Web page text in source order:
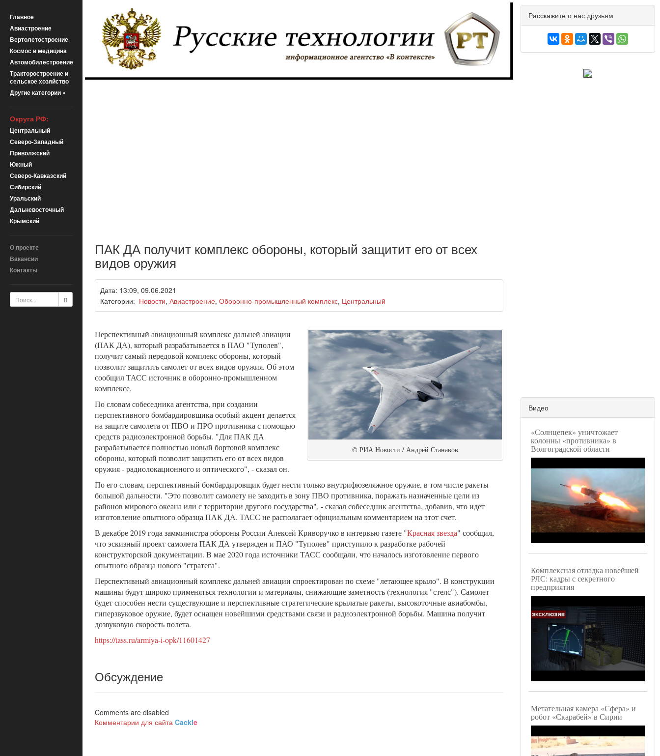
Главное
Авиастроение
Вертолетостроение
Космос и медицина
Автомобилестроение
Тракторостроение и
сельское хозяйство
Другие категории »
Округа РФ:
Центральный
Северо-Западный
Приволжский
Южный
Северо-Кавказский
Сибирский
Уральский
Дальневосточный
Крымский
О проекте
Вакансии
Контакты
ПАК ДА получит комплекс обороны, который защитит его от всех
видов оружия
Дата: 13:09, 09.06.2021
Категории: Новости, Авиастроение, Оборонно-промышленный комплекс, Центральный
© РИА Новости / Андрей Станавов
Перспективный авиационный комплекс дальней авиации
(ПАК ДА), который разрабатывается в ПАО "Туполев",
получит самый передовой комплекс обороны, который
позволит защитить самолет от всех видов оружия. Об этом
сообщил ТАСС источник в оборонно-промышленном
комплексе.
По словам собеседника агентства, при создании
перспективного бомбардировщика особый акцент делается
на защите самолета от ПВО и ПРО противника с помощью
средств радиоэлектронной борьбы. "Для ПАК ДА
разрабатывается полностью новый бортовой комплекс
обороны, который позволит защитить его от всех видов
оружия - радиолокационного и оптического", - сказал он.
По его словам, перспективный бомбардировщик будет нести только внутрифюзеляжное оружие, в том числе ракеты
большой дальности. "Это позволит самолету не заходить в зону ПВО противника, поражать назначенные цели из
районов мирового океана или с территории другого государства", - сказал собеседник агентства, добавив, что идет
изготовление опытного образца ПАК ДА. ТАСС не располагает официальным комментарием на этот счет.
В декабре 2019 года замминистра обороны России Алексей Криворучко в интервью газете "Красная звезда" сообщил,
что эскизный проект самолета ПАК ДА утвержден и ПАО "Туполев" приступило к разработке рабочей
конструкторской документации. В мае 2020 года источники ТАСС сообщали, что началось изготовление первого
опытного образца нового "стратега".
Перспективный авиационный комплекс дальней авиации спроектирован по схеме "летающее крыло". В конструкции
машины будут широко применяться технологии и материалы, снижающие заметность (технология "стелс"). Самолет
будет способен нести существующие и перспективные стратегические крылатые ракеты, высокоточные авиабомбы,
гиперзвуковое оружие, будет оснащен новейшими средствами связи и радиоэлектронной борьбы. Машина получит
дозвуковую скорость полета.
https://tass.ru/armiya-i-opk/11601427
Обсуждение
Comments are disabled
Комментарии для сайта Cackle
Расскажите о нас друзьям
Видео
«Солнцепек» уничтожает
колонны «противника» в
Волгоградской области
Комплексная отладка новейшей
РЛС: кадры с секретного
предприятия
Метательная камера «Сфера» и
робот «Скарабей» в Сирии